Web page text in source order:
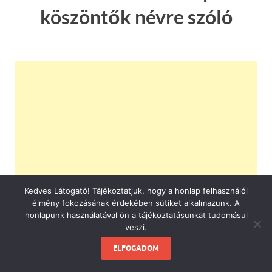
köszöntők névre szóló
Kedves Látogató! Tájékoztatjuk, hogy a honlap felhasználói
élmény fokozásának érdekében sütiket alkalmazunk. A
honlapunk használatával ön a tájékoztatásunkat tudomásul
veszi.
ELFOGADOM